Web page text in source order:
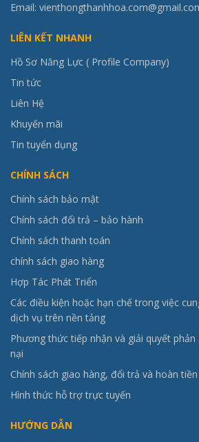
Email:
LIÊN KẾT NHANH
Hồ Sơ Năng Lực ( Profile Company)
Tin tức
Liên Hệ
Khuyến mãi
Tin tuyển dụng
CHÍNH SÁCH
Chính sách bảo mật
Chính sách đổi trả – bảo hành
Chính sách thanh toán
chính sách giao hàng
Hợp Tác Phát Triển
Các điều kiện hoặc hạn chế trong việc
dịch vụ trên nền tảng
Phương thức tiếp nhận và giải quyết phản
nại
Chính sách giao hàng, đổi trả và hoàn tiền
Hình thức hỗ trợ trực tuyến
HƯỚNG DẪN